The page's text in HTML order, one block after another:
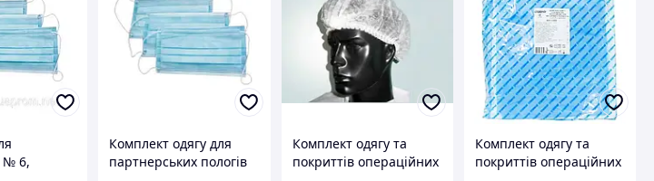
№ 6,
Комплект одягу для
партнерських пологів
Комплект одягу та
покриттів операційних
Комплект одягу та
покриттів операційних